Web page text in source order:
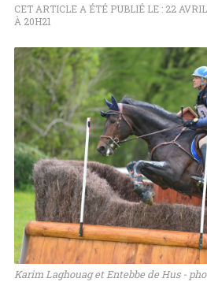
CET ARTICLE A ÉTÉ PUBLIÉ LE : 22
À 20H21
Karim Laghouag et Entebbe de Hus -